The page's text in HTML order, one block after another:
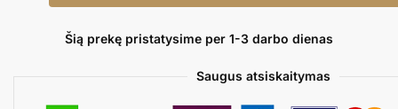
30cm.
Šią prekę pristatysime per 1-3 darbo dienas
Saugus atsiskaitymas